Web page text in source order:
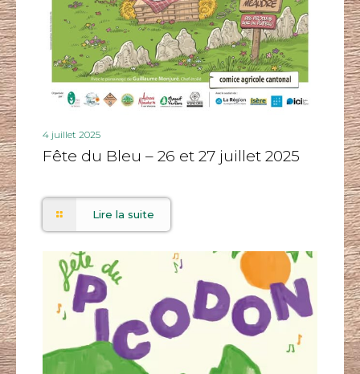
4 juillet 2025
Fête du Bleu – 26 et 27 juillet 2025
Lire la suite